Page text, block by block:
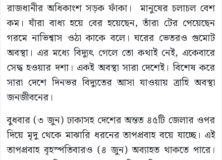
রাজধানীর অধিকাংশ সড়ক ফাঁকা। মানুষের চলাচল বেশ
কম। যাঁরা বাধ্য হয়ে বের হয়েছেন, তাঁরা টের পেয়েছেন
গরমে নাভিশ্বাস ওঠা কাকে বলে। ঘরের ভেতরও গুমোট
অবস্থা। এর মধ্যে বিদ্যুৎ গেলে তো কথাই নেই, একেবারে
সেদ্ধ হওয়ার দশা। একই অবস্থা সারা দেশেই। বিশেষ করে
সারা দেশে দিনভর বিদ্যুতের আসা যাওয়ায় ত্রাহি অবস্থা
জনজীবনের।
বুধবার (৩ জুন) ঢাকাসহ দেশের অন্তত ৪৫টি জেলার ওপর
দিয়ে মৃদু থেকে মাঝারি ধরনের তাপপ্রবাহ বয়ে যাচ্ছে। এই
তাপপ্রবাহ বৃহস্পতিবারও (৪ জুন) অব্যাহত থাকতে পারে।